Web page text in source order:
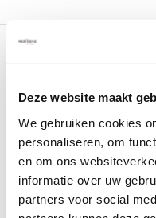
Deze website maakt
We gebruiken cookies
personaliseren, om
en om ons
informatie over uw
partners voor social